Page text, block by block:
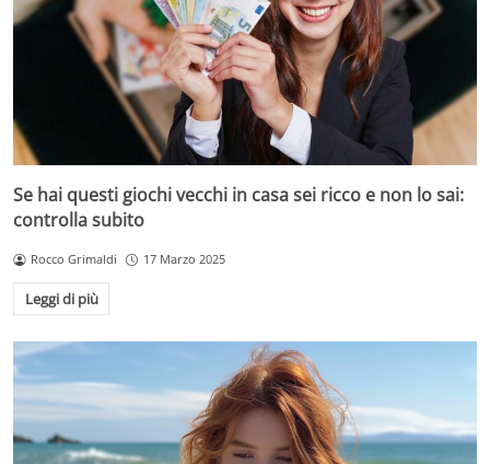
Se hai questi giochi vecchi in casa sei ricco e non lo sai:
controlla subito
Rocco Grimaldi 17 Marzo 2025
Leggi di più